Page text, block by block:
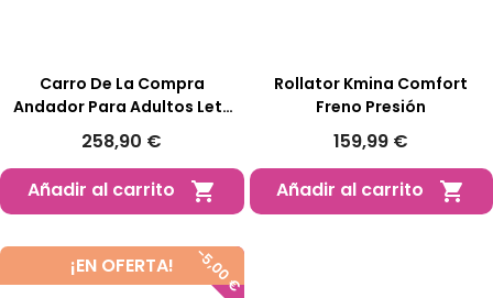
Carro De La Compra
Andador Para Adultos Lett
900
258,90 €
Añadir al carrito

Rollator Kmina Comfort
Freno Presión
159,99 €
Añadir al carrito

¡EN OFERTA! -5,00 €